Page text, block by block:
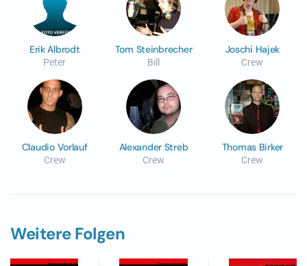
Erik Albrodt
Peter
Tom Steinbrecher
Bill
Joschi Hajek
Crew
Claudio Vorlauf
Crew
Alexander Streb
Crew
Thomas Birker
Crew
Weitere Folgen